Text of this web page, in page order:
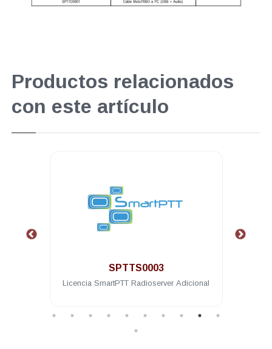
Productos relacionados
con este artículo
SPTTS0003
Licencia SmartPTT Radioserver Adicional